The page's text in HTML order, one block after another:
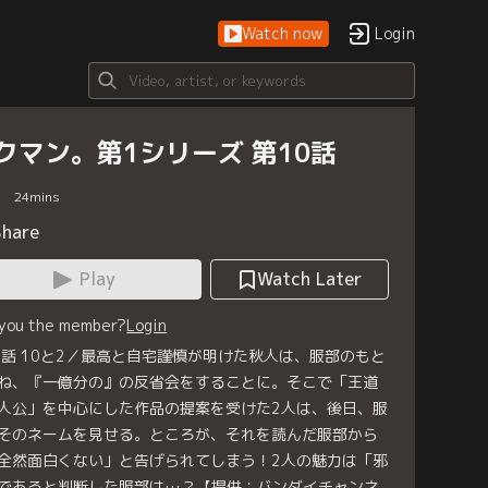
Watch now Login
マン。第1シリーズ 第10話
24mins
Play
Watch Later
the member?Login
10と2／最高と自宅謹慎が明けた秋人は、服部のもと
、『一億分の』の反省会をすることに。そこで「王道
公」を中心にした作品の提案を受けた2人は、後日、服
のネームを見せる。ところが、それを読んだ服部から
然面白くない」と告げられてしまう！2人の魅力は「邪